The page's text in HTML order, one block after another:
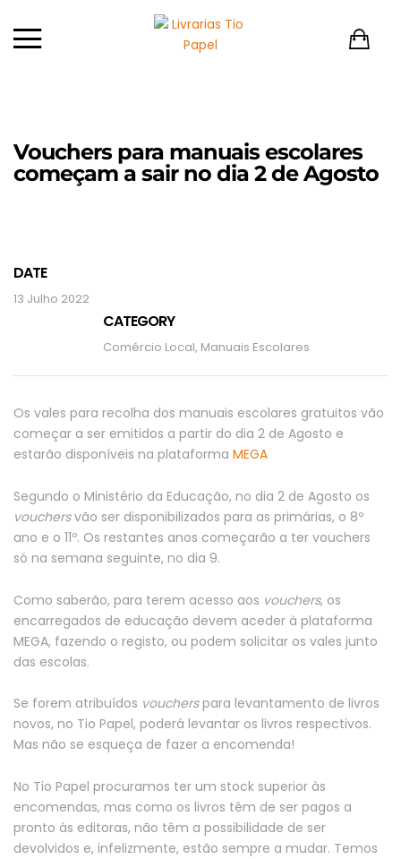
Vouchers para manuais escolares
começam a sair no dia 2 de Agosto
DATE
13 Julho 2022
CATEGORY
Comércio Local, Manuais Escolares
Os vales para recolha dos manuais escolares gratuitos vão
começar a ser emitidos a partir do dia 2 de Agosto e
estarão disponíveis na plataforma MEGA
Segundo o Ministério da Educação, no dia 2 de Agosto os
vouchersvão ser disponibilizados para as primárias, o 8º
ano e o 11º. Os restantes anos começarão a ter vouchers
só na semana seguinte, no dia 9.
Como saberão, para terem acesso aos vouchers, os
encarregados de educação devem aceder à plataforma
MEGA, fazendo o registo, ou podem solicitar os vales junto
das escolas.
Se forem atribuídos voucherspara levantamento de livros
novos, no Tio Papel, poderá levantar os livros respectivos.
Mas não se esqueça de fazer a encomenda!
No Tio Papel procuramos ter um stock superior às
encomendas, mas como os livros têm de ser pagos a
pronto às editoras, não têm a possibilidade de ser
devolvidos e, infelizmente, estão sempre a mudar. Temos